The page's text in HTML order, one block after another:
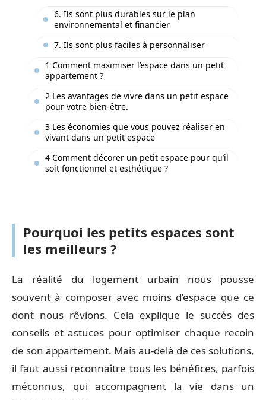
6. Ils sont plus durables sur le plan
environnemental et financier
7. Ils sont plus faciles à personnaliser
1 Comment maximiser l’espace dans un petit
appartement ?
2 Les avantages de vivre dans un petit espace
pour votre bien-être.
3 Les économies que vous pouvez réaliser en
vivant dans un petit espace
4 Comment décorer un petit espace pour qu’il
soit fonctionnel et esthétique ?
Pourquoi les petits espaces sont
les meilleurs ?
La réalité du logement urbain nous pousse
souvent à composer avec moins d’espace que ce
dont nous rêvions. Cela explique le succès des
conseils et astuces pour optimiser chaque recoin
de son appartement. Mais au-delà de ces solutions,
il faut aussi reconnaître tous les bénéfices, parfois
méconnus, qui accompagnent la vie dans un